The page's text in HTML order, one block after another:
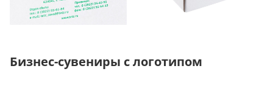
Бизнес-сувениры с логотипом